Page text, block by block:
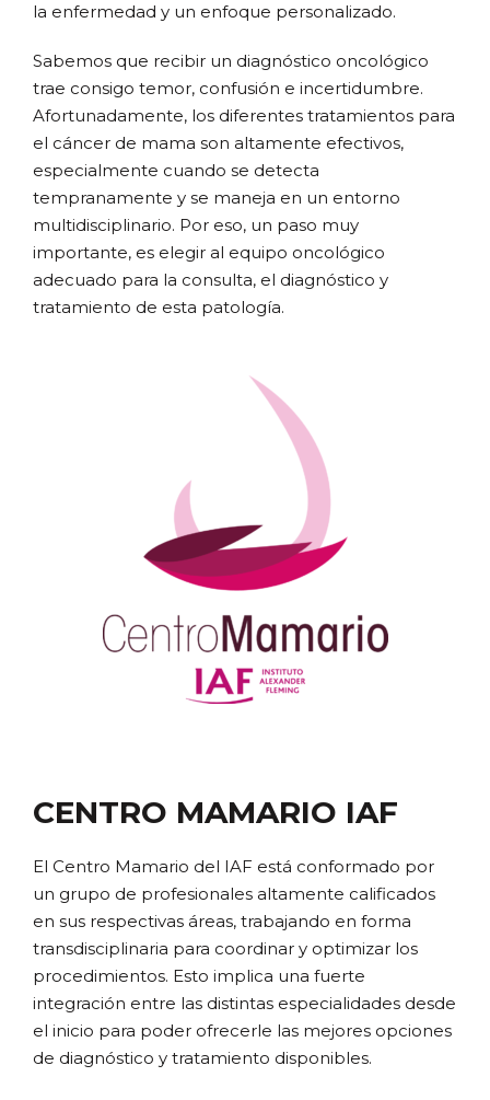
la enfermedad y un enfoque personalizado.
Sabemos que recibir un diagnóstico oncológico
trae consigo temor, confusión e incertidumbre.
Afortunadamente, los diferentes tratamientos para
el cáncer de mama son altamente efectivos,
especialmente cuando se detecta
tempranamente y se maneja en un entorno
multidisciplinario. Por eso, un paso muy
importante, es elegir al equipo oncológico
adecuado para la consulta, el diagnóstico y
tratamiento de esta patología.
CENTRO MAMARIO IAF
El Centro Mamario del IAF está conformado por
un grupo de profesionales altamente calificados
en sus respectivas áreas, trabajando en forma
transdisciplinaria para coordinar y optimizar los
procedimientos. Esto implica una fuerte
integración entre las distintas especialidades desde
el inicio para poder ofrecerle las mejores opciones
de diagnóstico y tratamiento disponibles.